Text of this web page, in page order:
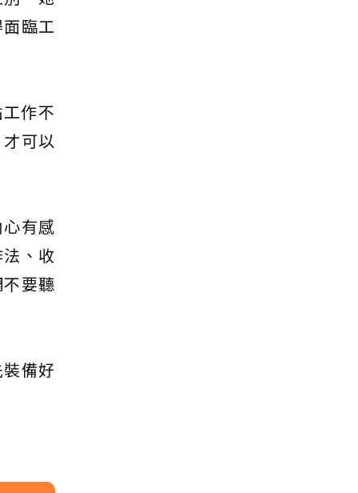
臨工
作不
可以
有感
、收
要聽
備好